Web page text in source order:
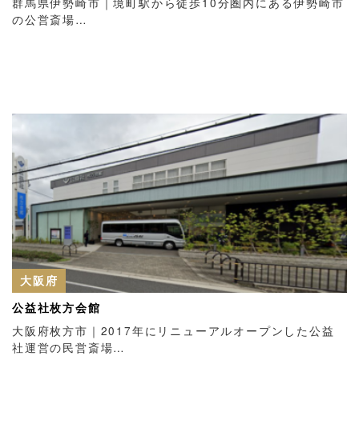
の公営斎場…
大阪府
公益社枚方会館
大阪府枚方市｜2017年にリニューアルオープンした公益
社運営の民営斎場…